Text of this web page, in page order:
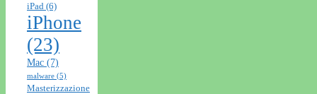
iPad (6)
iPhone
(23)
Mac (7)
malware (5)
Masterizzazione